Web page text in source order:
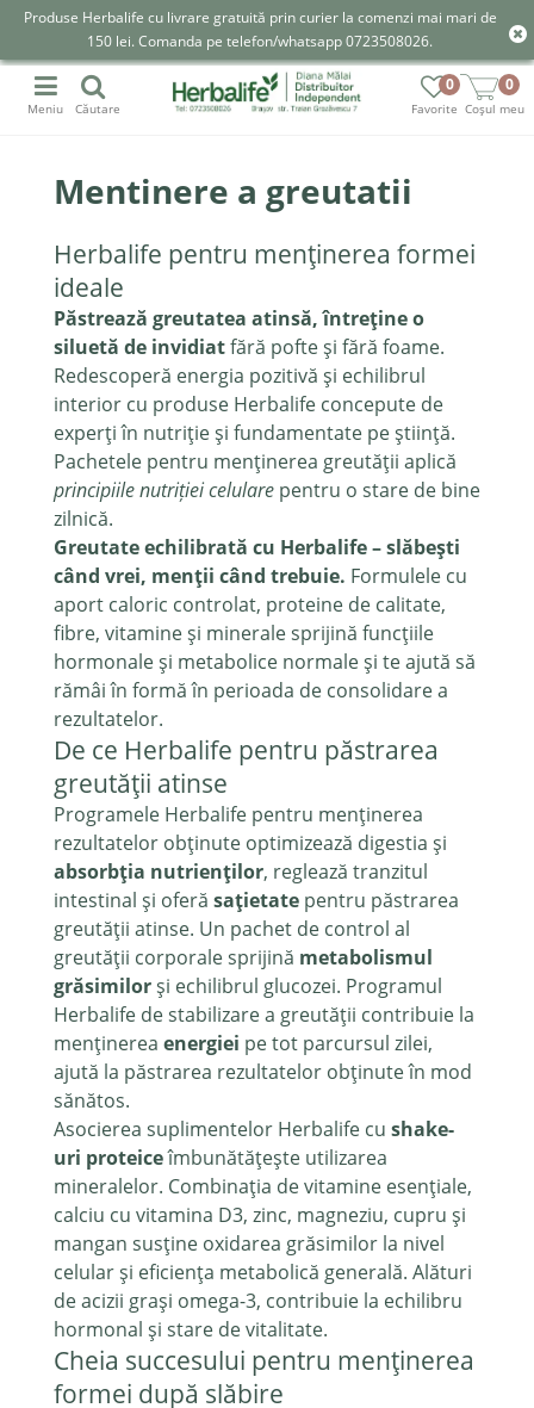
Produse Herbalife cu livrare gratuită prin curier la comenzi mai mari de
150 lei. Comanda pe telefon/whatsapp 0723508026.
Favorite
0
Coșul meu
0
Meniu Căutare
Mentinere a greutatii
Herbalife pentru menținerea formei
ideale
Păstrează greutatea atinsă, întreține o
siluetă de invidiatfără pofte și fără foame.
Redescoperă energia pozitivă și echilibrul
interior cu produse Herbalife concepute de
experți în nutriție și fundamentate pe știință.
Pachetele pentru menținerea greutății aplică
principiile nutriției celularepentru o stare de bine
zilnică.
Greutate echilibrată cu Herbalife – slăbești
când vrei, menții când trebuie. Formulele cu
aport caloric controlat, proteine de calitate,
fibre, vitamine și minerale sprijină funcțiile
hormonale și metabolice normale și te ajută să
rămâi în formă în perioada de consolidare a
rezultatelor.
De ce Herbalife pentru păstrarea
greutății atinse
Programele Herbalife pentru menținerea
rezultatelor obținute optimizează digestia și
absorbția nutrienților, reglează tranzitul
intestinal și oferă sațietate pentru păstrarea
greutății atinse. Un pachet de control al
greutății corporale sprijină metabolismul
grăsimilorși echilibrul glucozei. Programul
Herbalife de stabilizare a greutății contribuie la
menținerea energiei pe tot parcursul zilei,
ajută la păstrarea rezultatelor obținute în mod
sănătos.
Asocierea suplimentelor Herbalife cu shake-
uri proteiceîmbunătățește utilizarea
mineralelor. Combinația de vitamine esențiale,
calciu cu vitamina D3, zinc, magneziu, cupru și
mangan susține oxidarea grăsimilor la nivel
celular și eficiența metabolică generală. Alături
de acizii grași omega-3, contribuie la echilibru
hormonal și stare de vitalitate.
Cheia succesului pentru menținerea
formei după slăbire